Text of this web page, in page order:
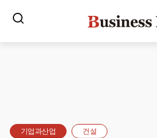
기업과산업 건설